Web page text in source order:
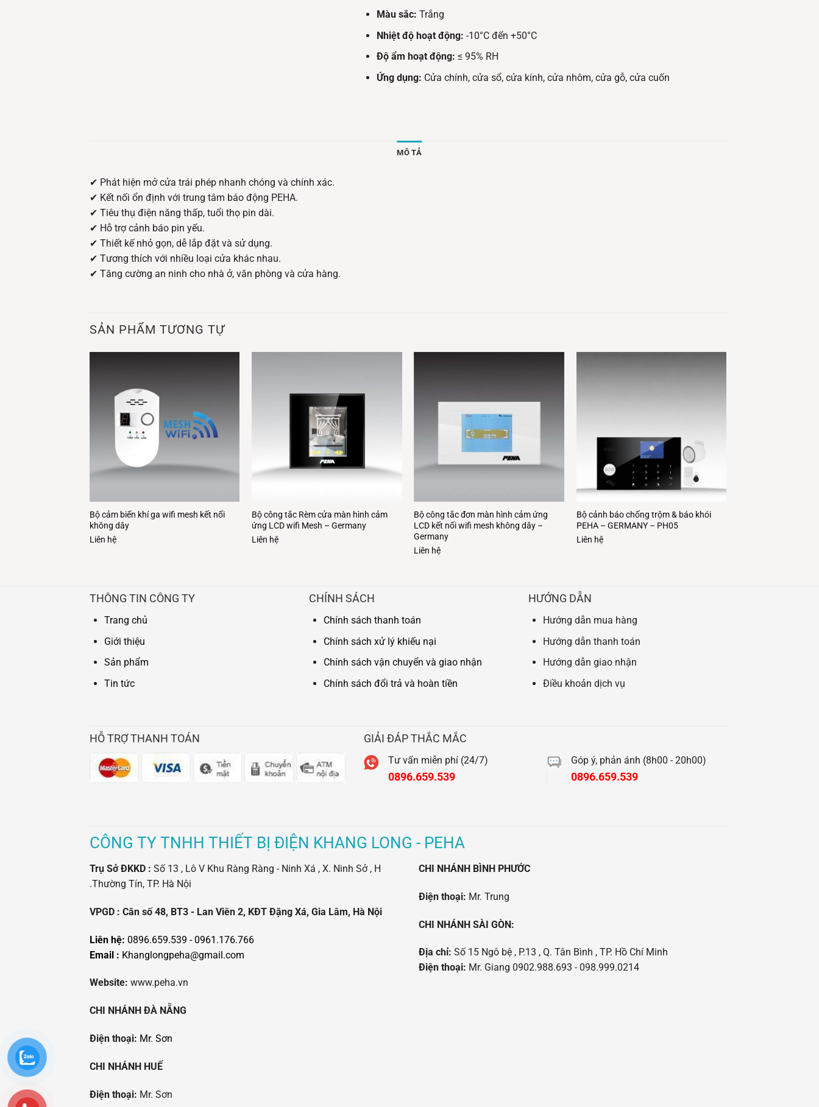
Màu sắc: Trắng
Nhiệt độ hoạt động: -10°C đến +50°C
Độ ẩm hoạt động: ≤ 95% RH
Ứng dụng: Cửa chính, cửa sổ, cửa kính, cửa nhôm, cửa gỗ, cửa cuốn
MÔ TẢ
✔ Phát hiện mở cửa trái phép nhanh chóng và chính xác.
✔ Kết nối ổn định với trung tâm báo động PEHA.
✔ Tiêu thụ điện năng thấp, tuổi thọ pin dài.
✔ Hỗ trợ cảnh báo pin yếu.
✔ Thiết kế nhỏ gọn, dễ lắp đặt và sử dụng.
✔ Tương thích với nhiều loại cửa khác nhau.
✔ Tăng cường an ninh cho nhà ở, văn phòng và cửa hàng.
SẢN PHẨM TƯƠNG TỰ
Bộ cảm biến khí ga wifi mesh kết nối
không dây
Liên hệ
Bộ công tắc Rèm cửa màn hình cảm
ứng LCD wifi Mesh – Germany
Liên hệ
Bộ công tắc đơn màn hình cảm ứng
LCD kết nối wifi mesh không dây –
Germany
Liên hệ
Bộ cảnh báo chống trộm & báo khói
PEHA – GERMANY – PH05
Liên hệ
THÔNG TIN CÔNG TY
Trang chủ
Giới thiệu
Sản phẩm
Tin tức
CHÍNH SÁCH
Chính sách thanh toán
Chính sách xử lý khiếu nại
Chính sách vận chuyển và giao nhận
Chính sách đổi trả và hoàn tiền
HƯỚNG DẪN
Hướng dẫn mua hàng
Hướng dẫn thanh toán
Hướng dẫn giao nhận
Điều khoản dịch vụ
HỖ TRỢ THANH TOÁN GIẢI ĐÁP THẮC MẮC
Tư vấn miễn phí (24/7)
0896.659.539
Góp ý, phản ánh (8h00 - 20h00)
0896.659.539
CÔNG TY TNHH THIẾT BỊ ĐIỆN KHANG LONG - PEHA
Trụ Sở ĐKKD : Số 13 , Lô V Khu Ràng Ràng - Ninh Xá , X. Ninh Sở , H
.Thường Tín, TP. Hà Nội
VPGD : Căn số 48, BT3 - Lan Viên 2, KĐT Đặng Xá, Gia Lâm, Hà Nội
Liên hệ: 0896.659.539 - 0961.176.766
Email : Khanglongpeha@gmail.com
Website: www.peha.vn
CHI NHÁNH ĐÀ NẴNG
Điện thoại: Mr. Sơn
CHI NHÁNH HUẾ
Điện thoại: Mr. Sơn
CHI NHÁNH BÌNH PHƯỚC
Điện thoại: Mr. Trung
CHI NHÁNH SÀI GÒN:
Địa chỉ: Số 15 Ngô bệ , P.13 , Q. Tân Bình , TP. Hồ Chí Minh
Điện thoại: Mr. Giang 0902.988.693 - 098.999.0214